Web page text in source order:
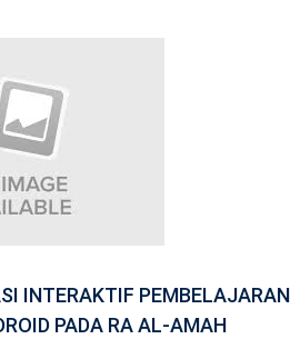
INTERAKTIF PEMBELAJARAN
PADA RA AL-AMAH